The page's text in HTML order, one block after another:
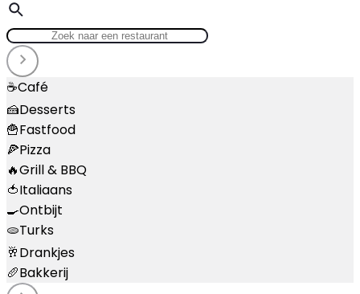
☕Café
🍰Desserts
🍟Fastfood
🍕Pizza
🔥Grill & BBQ
🍅Italiaans
🍳Ontbijt
🫓Turks
🥂Drankjes
🥖Bakkerij